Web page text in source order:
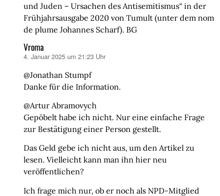
und Juden – Ursachen des Antisemitismus“ in der
Frühjahrsausgabe 2020 von Tumult (unter dem nom
de plume Johannes Scharf). BG
Vroma
sagt:
4. Januar 2025 um 21:23 Uhr
@Jonathan Stumpf
Danke für die Information.
@Artur Abramovych
Gepöbelt habe ich nicht. Nur eine einfache Frage
zur Bestätigung einer Person gestellt.
Das Geld gebe ich nicht aus, um den Artikel zu
lesen. Vielleicht kann man ihn hier neu
veröffentlichen?
Ich frage mich nur, ob er noch als NPD-Mitglied